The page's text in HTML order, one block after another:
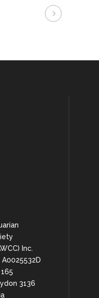
Inc.
3136